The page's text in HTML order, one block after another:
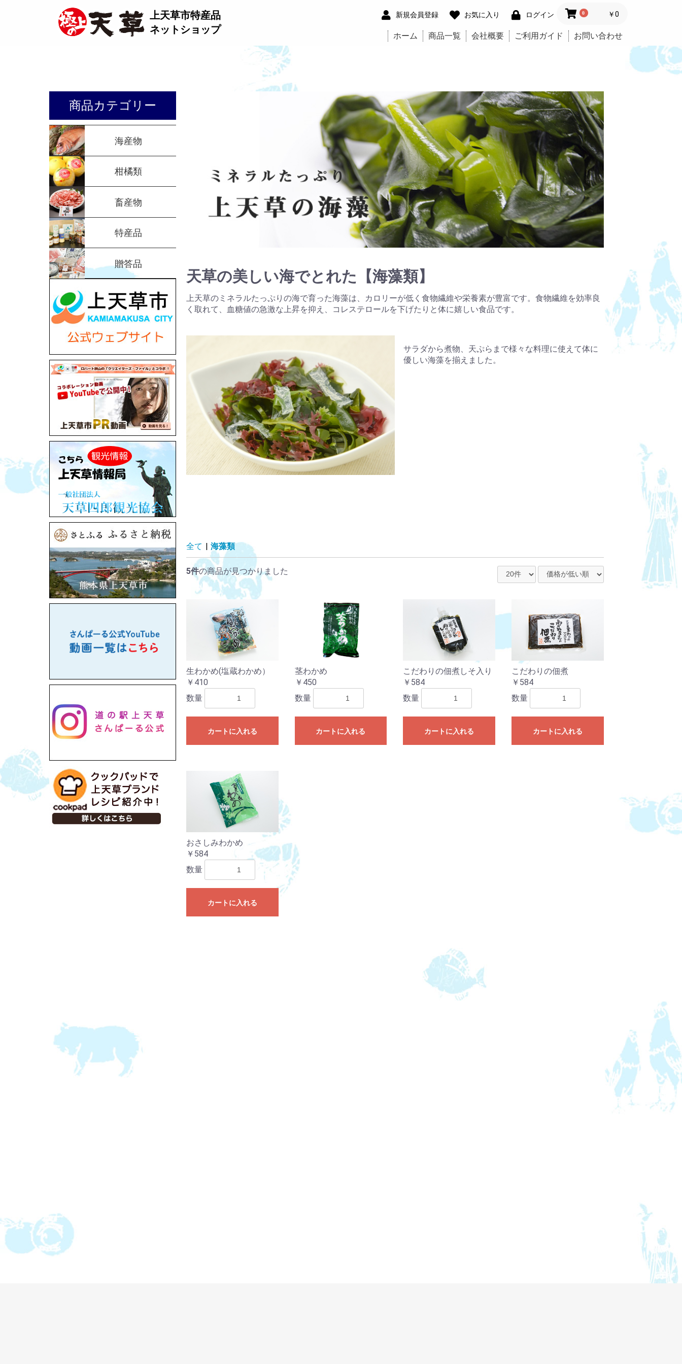
上天草市特産品
ネットショップ
新規会員登録 お気に入り ログイン 0 ￥0
ホーム 商品一覧 会社概要 ご利用ガイド お問い合わせ
商品カテゴリー
海産物
柑橘類
畜産物
特産品
贈答品
天草の美しい海でとれた【海藻類】
上天草のミネラルたっぷりの海で育った海藻は、カロリーが低く食物繊維や栄養素が豊富です。食物繊維を効率良
く取れて、血糖値の急激な上昇を抑え、コレステロールを下げたりと体に嬉しい食品です。
サラダから煮物、天ぷらまで様々な料理に使えて体に
優しい海藻を揃えました。
全て | 海藻類
5件の商品が見つかりました
生わかめ(塩蔵わかめ）
￥410
数量
カートに入れる
茎わかめ
￥450
数量
カートに入れる
こだわりの佃煮しそ入り
￥584
数量
カートに入れる
こだわりの佃煮
￥584
数量
カートに入れる
おさしみわかめ
￥584
数量
カートに入れる